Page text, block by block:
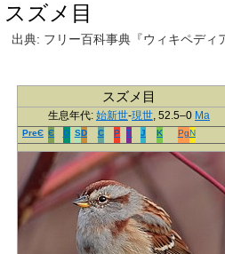
スズメ目
出典: フリー百科事典『ウィキペデ
スズメ目
生息年代: 始新世-現世 , 52.5–0 Ma
PreЄ Є O SD C P T J K PgN